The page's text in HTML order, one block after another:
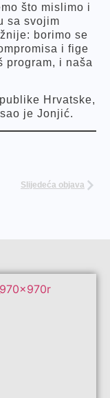
što mislimo i
sa svojim
borimo se
i fige
program, i naša
Hrvatske,
je Jonjić.
Slijedeća objava